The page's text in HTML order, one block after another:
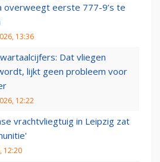
overweegt eerste 777-9’s te
13:36
Dat vliegen
lijkt geen probleem voor
12:22
vrachtvliegtuig in Leipzig zat
12:20